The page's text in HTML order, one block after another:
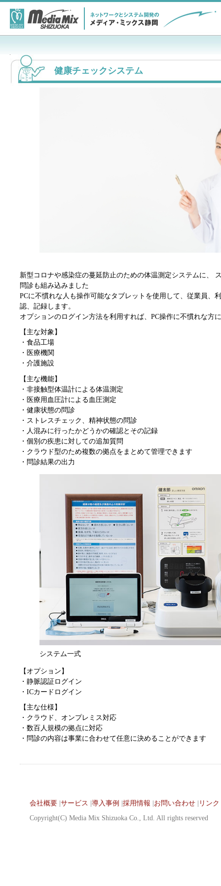
健康チェックシステム
新型コロナや感染症の蔓延防止のための体温測定システムに、
問診も組み込みました
PCに不慣れな人も操作可能なタブレットを使用して、従業員、
認、記録します。
オプションのログイン方法を利用すれば、PC操作に不慣れな方
【主な対象】
・食品工場
・医療機関
・介護施設
【主な機能】
・非接触型体温計による体温測定
・医療用血圧計による血圧測定
・健康状態の問診
・ストレスチェック、精神状態の問診
・人混みに行ったかどうかの確認とその記録
・個別の疾患に対しての追加質問
・クラウド型のため複数の拠点をまとめて管理できます
・問診結果の出力
システム一式
【オプション】
・静脈認証ログイン
・ICカードログイン
【主な仕様】
・クラウド、オンプレミス対応
・数百人規模の拠点に対応
・問診の内容は事業に合わせて任意に決めることができます
会社概要 サービス 導入事例 採用情報 お問い合わせ
リンク
Copyright(C) Media Mix Shizuoka Co., Ltd. All rights reserved